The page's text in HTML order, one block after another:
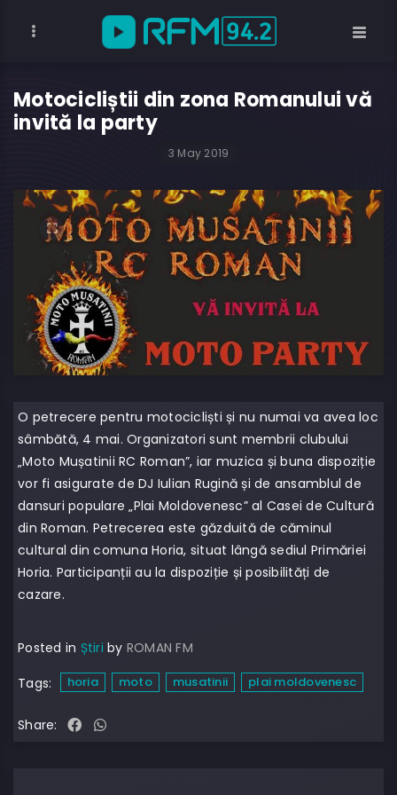
Motocicliștii din zona Romanului vă
invită la party
3 May 2019
O petrecere pentru motocicliști și nu numai va avea loc
sâmbătă, 4 mai. Organizatori sunt membrii clubului
„Moto Mușatinii RC Roman”, iar muzica și buna dispoziție
vor fi asigurate de DJ Iulian Rugină și de ansamblul de
dansuri populare „Plai Moldovenesc” al Casei de Cultură
din Roman. Petrecerea este găzduită de căminul
cultural din comuna Horia, situat lângă sediul Primăriei
Horia. Participanții au la dispoziție și posibilități de
cazare.
Posted in Știri by ROMAN FM
Tags:
horia moto musatinii plai moldovenesc
Share: